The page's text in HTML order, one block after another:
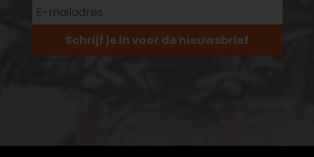
Schrijf je in voor de nieuwsbrief